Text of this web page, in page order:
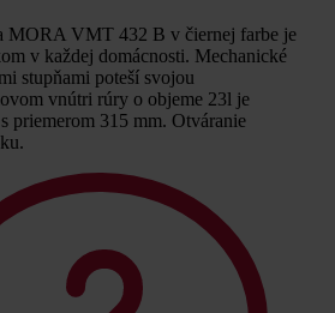
MORA VMT 432 B v čiernej farbe je
v každej domácnosti. Mechanické
stupňami poteší svojou
vnútri rúry o objeme 23l je
priemerom 315 mm. Otváranie